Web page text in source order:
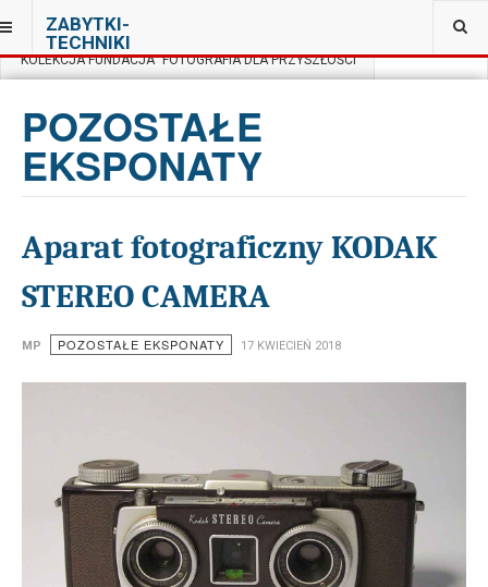
ZABYTKI-
TECHNIKI
JESTEŚ TUTAJ:
KOLEKCJA FUNDACJA "FOTOGRAFIA DLA PRZYSZŁOŚCI"
POZOSTAŁE
EKSPONATY
Aparat fotograficzny KODAK
STEREO CAMERA
MP POZOSTAŁE EKSPONATY 17 KWIECIEŃ 2018